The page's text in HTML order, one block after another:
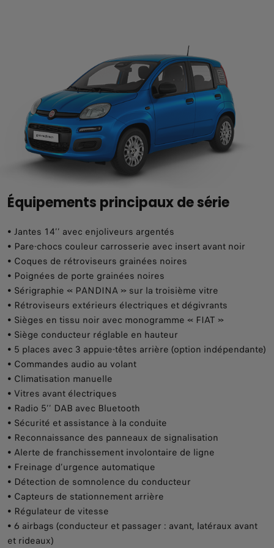
Équipements principaux de série
• Jantes 14’’ avec enjoliveurs argentés
• Pare-chocs couleur carrosserie avec insert avant noir
• Coques de rétroviseurs grainées noires
• Poignées de porte grainées noires
• Sérigraphie « PANDINA » sur la troisième vitre
• Rétroviseurs extérieurs électriques et dégivrants
• Sièges en tissu noir avec monogramme « FIAT »
• Siège conducteur réglable en hauteur
• 5 places avec 3 appuie-têtes arrière (option indépendante)
• Commandes audio au volant
• Climatisation manuelle
• Vitres avant électriques
• Radio 5’’ DAB avec Bluetooth
• Sécurité et assistance à la conduite
• Reconnaissance des panneaux de signalisation
• Alerte de franchissement involontaire de ligne
• Freinage d’urgence automatique
• Détection de somnolence du conducteur
• Capteurs de stationnement arrière
• Régulateur de vitesse
• 6 airbags (conducteur et passager : avant, latéraux avant
et rideaux)